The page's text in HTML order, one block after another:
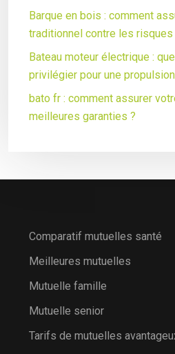
Barque en bois : comment
traditionnel contre les risques
Bateau moteur électrique :
privilégier pour une
bato fr : comment assurer
meilleures garanties ?
Comparatif mutuelles santé
Meilleures mutuelles
Mutuelle famille
Mutuelle senior
Tarifs de mutuelles